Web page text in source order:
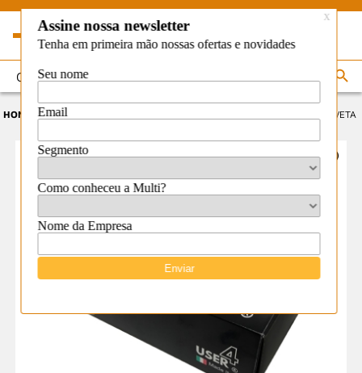
HOME PERSONALIZE SUA EMBALAGEM EMBALAGEM